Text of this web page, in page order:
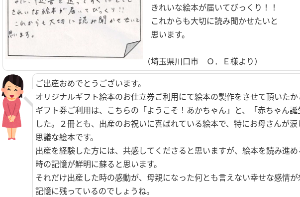
きれいな絵本が届いてびっくり！！
これからも大切に読み聞かせたいと
思います。
（埼玉県川口市 Ｏ．Ｅ様より）
ご出産おめでとうございます。
オリジナルギフト絵本のお仕立券ご利用にて絵本の製作をさせて頂いたか
ギフト券ご利用は、こちらの「ようこそ！あかちゃん」と、「赤ちゃん
した。２冊とも、出産のお祝いに喜ばれている絵本で、特にお母さんが
思議な絵本です。
出産を経験した方には、共感してくださると思いますが、絵本を読み進
時の記憶が鮮明に蘇ると思います。
それだけ出産した時の感動が、母親になった何とも言えない幸せな感情
記憶に残っているのでしょうね。